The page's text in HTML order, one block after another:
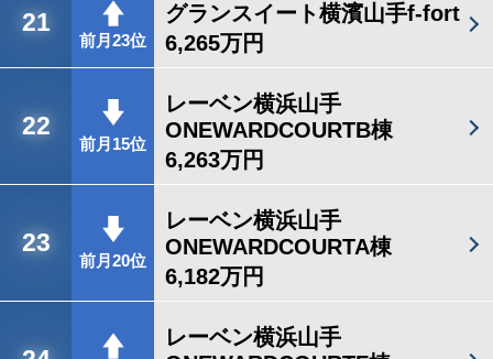
21
前月23位
グランスイート横濱山手f-fort
6,265万円
22
前月15位
レーベン横浜山手
ONEWARDCOURTB棟
6,263万円
23
前月20位
レーベン横浜山手
ONEWARDCOURTA棟
6,182万円
レーベン横浜山手